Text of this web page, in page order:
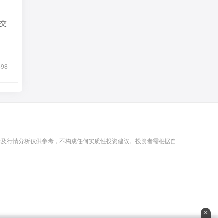
行情分析仅供参考，不构成任何实质性投资建议。投资者需根据自
×